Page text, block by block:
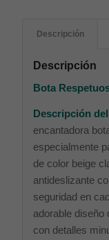
Descripción
Descripción
Bota
Descripción
encantadora
especialmente
de color beige
antideslizante
seguridad en
adorable diseño
con detalles